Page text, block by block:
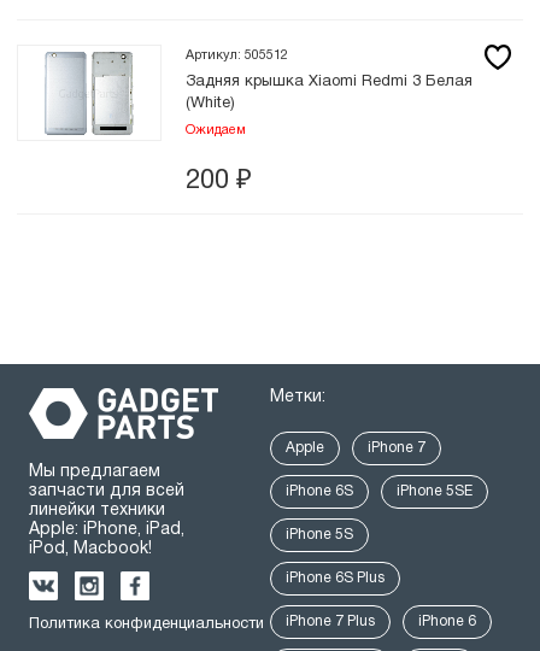
Артикул: 505512
Задняя крышка Xiaomi Redmi 3 Белая
(White)
Ожидаем
200 ₽
Мы предлагаем
запчасти для всей
линейки техники
Apple: iPhone, iPad,
iPod, Macbook!
Политика конфиденциальности
Метки:
Apple iPhone 7
iPhone 6S iPhone 5SE
iPhone 5S
iPhone 6S Plus
iPhone 7 Plus iPhone 6